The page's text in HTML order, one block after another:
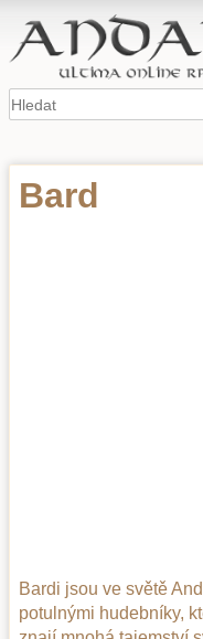
Bard
Bardi jsou ve světě
potulnými hudebníky,